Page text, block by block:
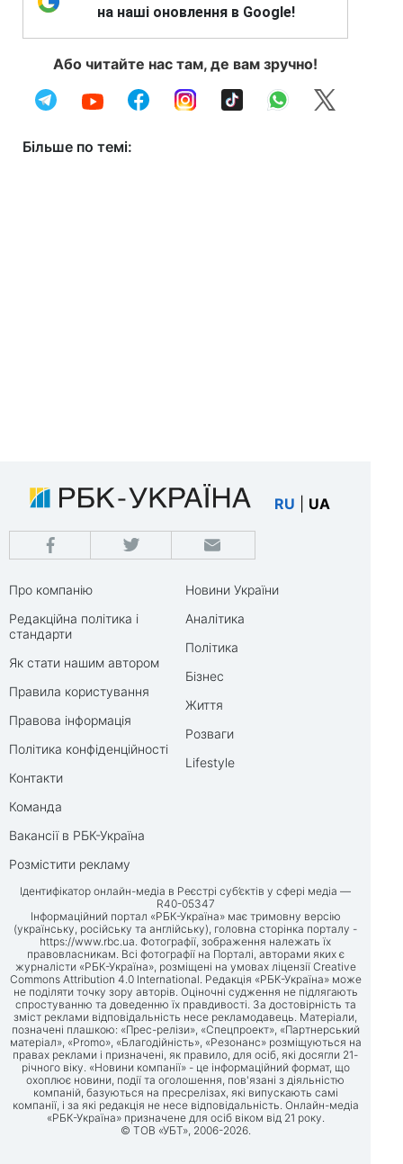
на наші оновлення в Google!
Або читайте нас там, де вам зручно!
Більше по темі:
RU UA
Про компанію
Редакційна політика і
стандарти
Як стати нашим автором
Правила користування
Правова інформація
Політика конфіденційності
Контакти
Команда
Вакансії в РБК-Україна
Розмістити рекламу
Новини України
Аналітика
Політика
Бізнес
Життя
Розваги
Lifestyle
Ідентифікатор онлайн-медіа в Реєстрі суб’єктів у сфері медіа —
R40-05347
Інформаційний портал «РБК-Україна» має тримовну версію
(українську, російську та англійську), головна сторінка порталу -
https://www.rbc.ua. Фотографії, зображення належать їх
правовласникам. Всі фотографії на Порталі, авторами яких є
журналісти «РБК-Україна», розміщені на умовах ліцензії Creative
Commons Attribution 4.0 International. Редакція «РБК-Україна» може
не поділяти точку зору авторів. Оціночні судження не підлягають
спростуванню та доведенню їх правдивості. За достовірність та
зміст реклами відповідальність несе рекламодавець. Матеріали,
позначені плашкою: «Прес-релізи», «Спецпроект», «Партнерський
матеріал», «Promo», «Благодійність», «Резонанс» розміщуються на
правах реклами і призначені, як правило, для осіб, які досягли 21-
річного віку. «Новини компанії» - це інформаційний формат, що
охоплює новини, події та оголошення, пов'язані з діяльністю
компаній, базуються на пресрелізах, які випускають самі
компанії, і за які редакція не несе відповідальність. Онлайн-медіа
«РБК-Україна» призначене для осіб віком від 21 року.
© ТОВ «УБТ», 2006-2026.